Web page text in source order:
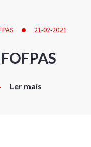
21-02-2021
Ler mais